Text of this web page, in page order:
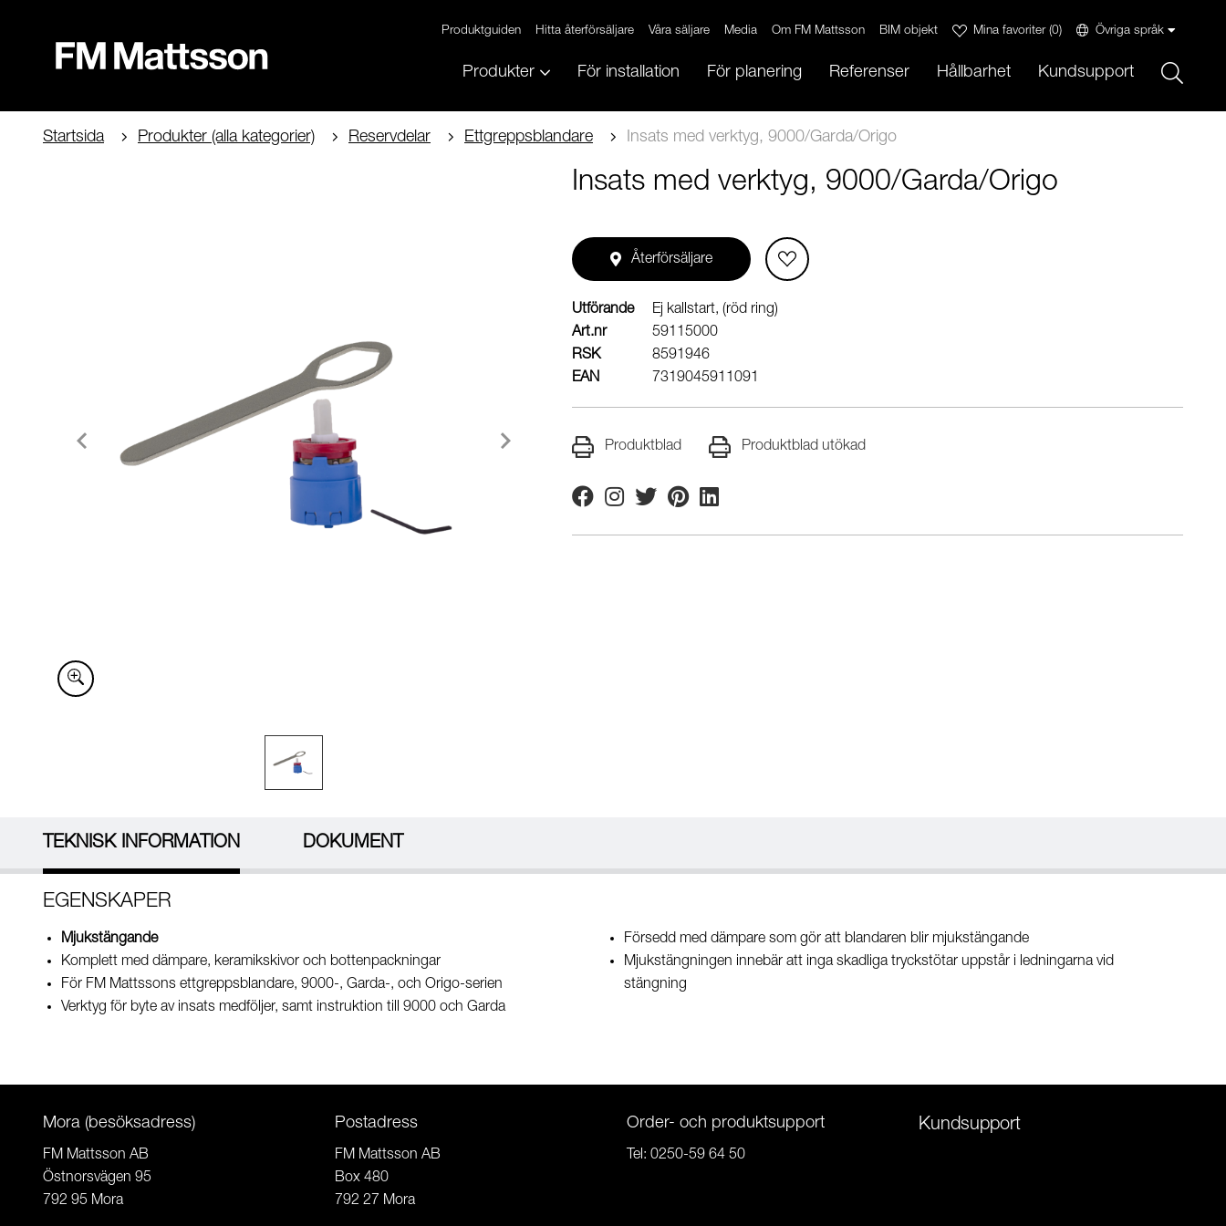
Produktguiden Hitta återförsäljare Våra säljare Media Om FM Mattsson BIM objekt Mina favoriter(0) Övriga språk
Produkter För installation För planering Referenser Hållbarhet Kundsupport
Startsida Produkter (alla kategorier) Reservdelar Ettgreppsblandare Insats med verktyg, 9000/Garda/Origo
Insats med verktyg, 9000/Garda/Origo
Återförsäljare
Utförande
Ej kallstart, (röd ring)
Art.nr
59115000
RSK
8591946
EAN
7319045911091
Produktblad Produktblad utökad
FacebookInstagram
TwitterPinterestLinkedin
TEKNISK INFORMATION DOKUMENT
EGENSKAPER
Mjukstängande
Komplett med dämpare, keramikskivor och bottenpackningar
För FM Mattssons ettgreppsblandare, 9000-, Garda-, och Origo-serien
Verktyg för byte av insats medföljer, samt instruktion till 9000 och Garda
Försedd med dämpare som gör att blandaren blir mjukstängande
Mjukstängningen innebär att inga skadliga tryckstötar uppstår i ledningarna vid
stängning
Mora (besöksadress)
FM Mattsson AB
Östnorsvägen 95
792 95 Mora
Postadress
FM Mattsson AB
Box 480
792 27 Mora
Order- och produktsupport
Tel: 0250-59 64 50
Kundsupport